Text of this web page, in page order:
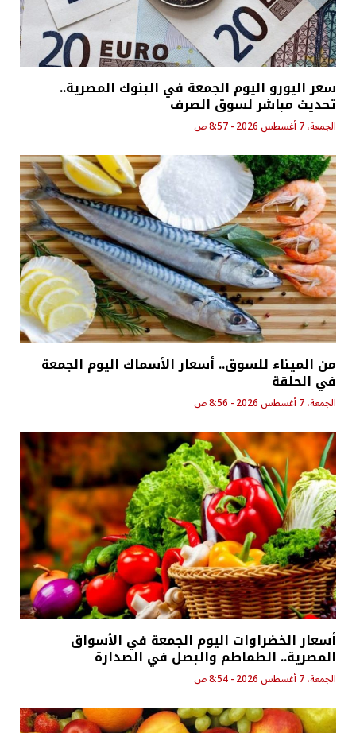
سعر اليورو اليوم الجمعة في البنوك المصرية..
تحديث مباشر لسوق الصرف
الجمعة، 7 أغسطس 2026 - 8:57 ص
من الميناء للسوق.. أسعار الأسماك اليوم الجمعة
في الحلقة
الجمعة، 7 أغسطس 2026 - 8:56 ص
أسعار الخضراوات اليوم الجمعة في الأسواق
المصرية.. الطماطم والبصل في الصدارة
الجمعة، 7 أغسطس 2026 - 8:54 ص